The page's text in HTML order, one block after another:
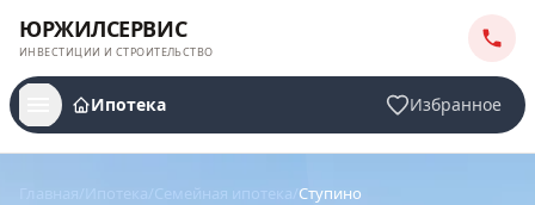
ЮРЖИЛСЕРВИС
ИНВЕСТИЦИИ И СТРОИТЕЛЬСТВО
Ипотека Избранное
Ипотека Семейная ипотека/Ступино